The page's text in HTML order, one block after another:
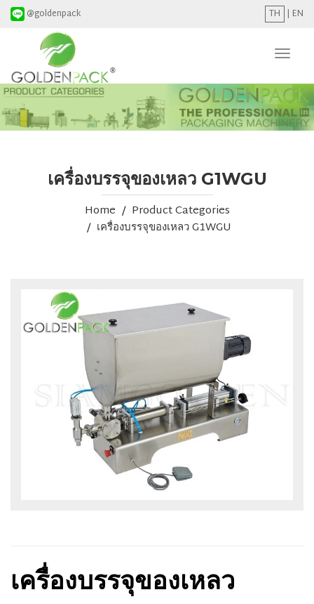
@goldenpack TH | EN
เครื่องบรรจุของเหลว G1WGU
Home
Product Categories
เครื่องบรรจุของเหลว G1WGU
เครื่องบรรจุของเหลว